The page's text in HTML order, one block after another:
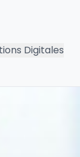
Digitales